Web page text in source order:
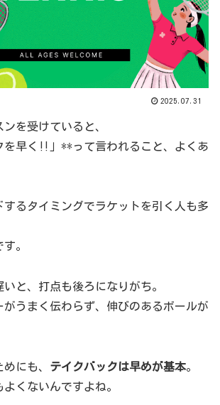
2025.07.31
を受けていると、
を早く‼️」**って言われること、よくあ
するタイミングでラケットを引く人も多
。
と、打点も後ろになりがち。
がうまく伝わらず、伸びのあるボールが
にも、 テイクバックは早めが基本。
くないんですよね。